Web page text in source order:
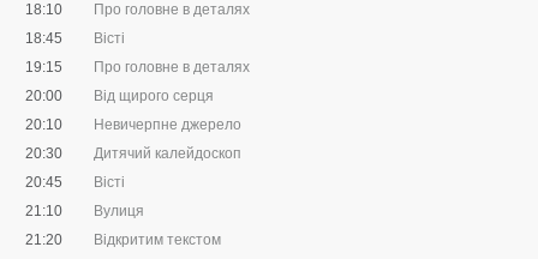
18:10
Про головне в деталях
18:45
Вісті
19:15
Про головне в деталях
20:00
Від щирого серця
20:10
Невичерпне джерело
20:30
Дитячий калейдоскоп
20:45
Вісті
21:10
Вулиця
21:20
Відкритим текстом